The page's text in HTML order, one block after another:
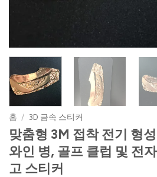
홈 / 3D 금속 스티커
맞춤형 3M 접착 전기 형
와인 병, 골프 클럽 및 전
고 스티커